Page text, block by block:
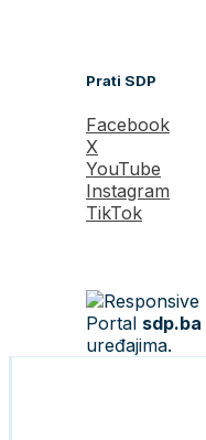
Prati SDP
Facebook
X
YouTube
Instagram
TikTok
Portal sdp.ba
uređajima.